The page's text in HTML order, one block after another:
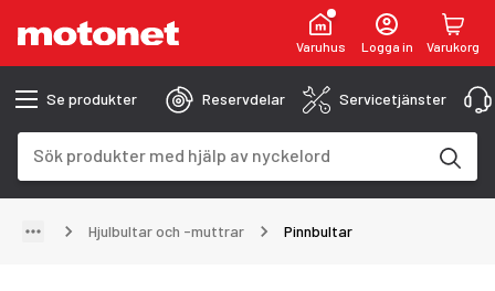
Varuhus Logga in Varukorg
Se produkter Reservdelar Servicetjänster
Hjulbultar och -muttrar Pinnbultar